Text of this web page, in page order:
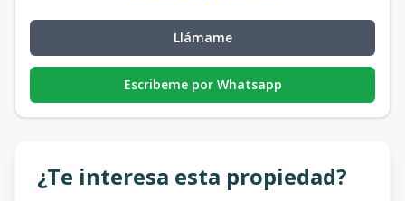
Llámame
Escribeme por Whatsapp
¿Te interesa esta propiedad?